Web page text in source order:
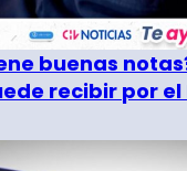
buenas
recibir por el